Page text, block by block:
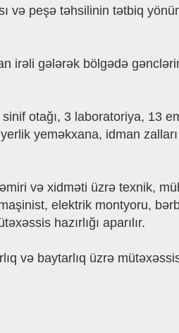
və peşə təhsilinin tətbiq
irəli gələrək bölgədə
otağı, 3 laboratoriya, 13
yeməkxana, idman
və xidməti üzrə texnik,
elektrik montyoru,
hazırlığı aparılır.
və baytarlıq üzrə